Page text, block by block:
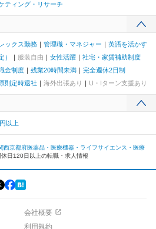
ティング・リサーチ
ックス勤務 管理職・マネジャー
英語を活かす
） 服装自由 女性活躍
社宅・家賃補助制度
金制度 残業20時間未満
完全週休2日制
則定時退社 海外出張あり U・Iターン支援あり
以上
西京都府医薬品・医療機器・ライフサイエンス・医療
休日120日以上の転職・求人情報
会社概要
利用規約